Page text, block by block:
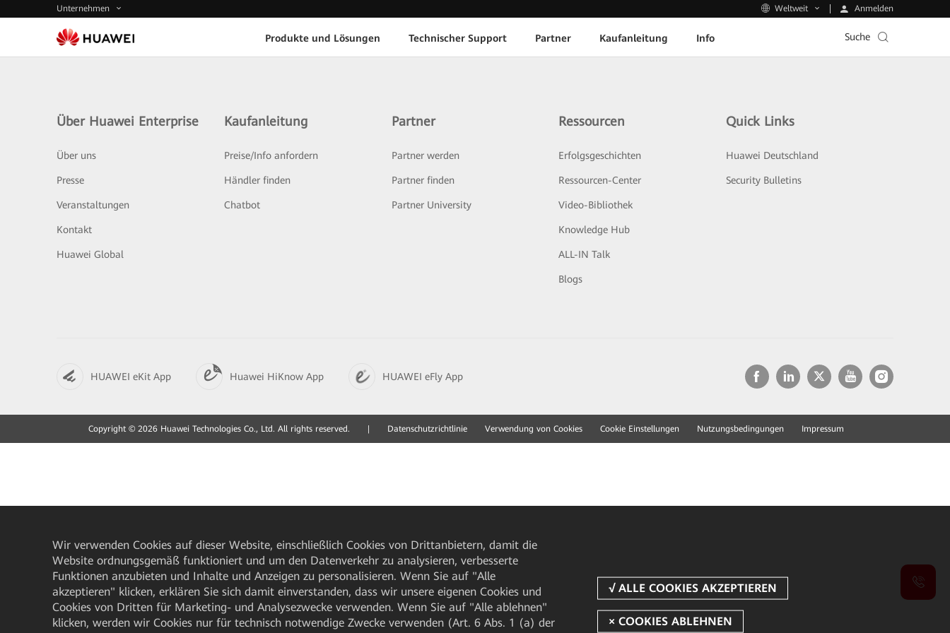
Unternehmen Weltweit Anmelden
Produkte und Lösungen Technischer Support Partner Kaufanleitung Info Suche
Über Huawei Enterprise
Über uns
Presse
Veranstaltungen
Kontakt
Huawei Global
Kaufanleitung
Preise/Info anfordern
Händler finden
Chatbot
Partner
Partner werden
Partner finden
Partner University
Ressourcen
Erfolgsgeschichten
Ressourcen-Center
Video-Bibliothek
Knowledge Hub
ALL-IN Talk
Blogs
Quick Links
Huawei Deutschland
Security Bulletins
HUAWEI eKit App Huawei HiKnow App HUAWEI eFly App
Copyright © 2026 Huawei Technologies Co., Ltd. All rights reserved. Datenschutzrichtlinie Verwendung von Cookies Cookie Einstellungen Nutzungsbedingungen Impressum
Wir verwenden Cookies auf dieser Website, einschließlich Cookies von Drittanbietern, damit die
Website ordnungsgemäß funktioniert und um den Datenverkehr zu analysieren, verbesserte
Funktionen anzubieten und Inhalte und Anzeigen zu personalisieren. Wenn Sie auf "Alle
akzeptieren" klicken, erklären Sie sich damit einverstanden, dass wir unsere eigenen Cookies und
Cookies von Dritten für Marketing- und Analysezwecke verwenden. Wenn Sie auf "Alle ablehnen"
klicken, werden wir Cookies nur für technisch notwendige Zwecke verwenden (Art. 6 Abs. 1 (a) der